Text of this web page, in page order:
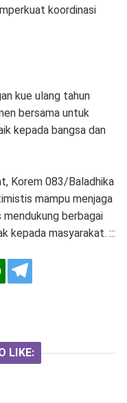
koordinasi
kue ulang tahun
bersama untuk
kepada bangsa dan
Korem 083/Baladhika
mampu menjaga
berbagai
kepada masyarakat. :::
LIKE: